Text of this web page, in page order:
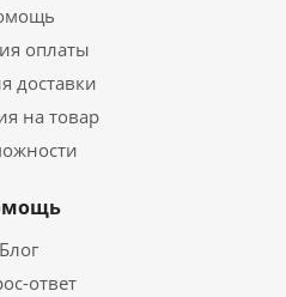
оплаты
доставки
на товар
Блог
ответ